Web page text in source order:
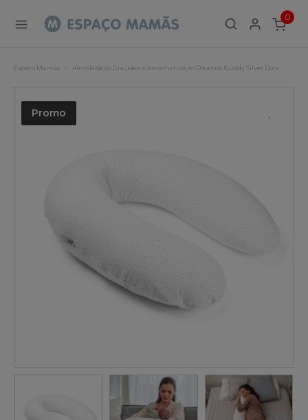
0
ITEMS
Espaço Mamãs Almofada de Gravidez e Amamentação Doomoo Buddy Silver Dots
Promo